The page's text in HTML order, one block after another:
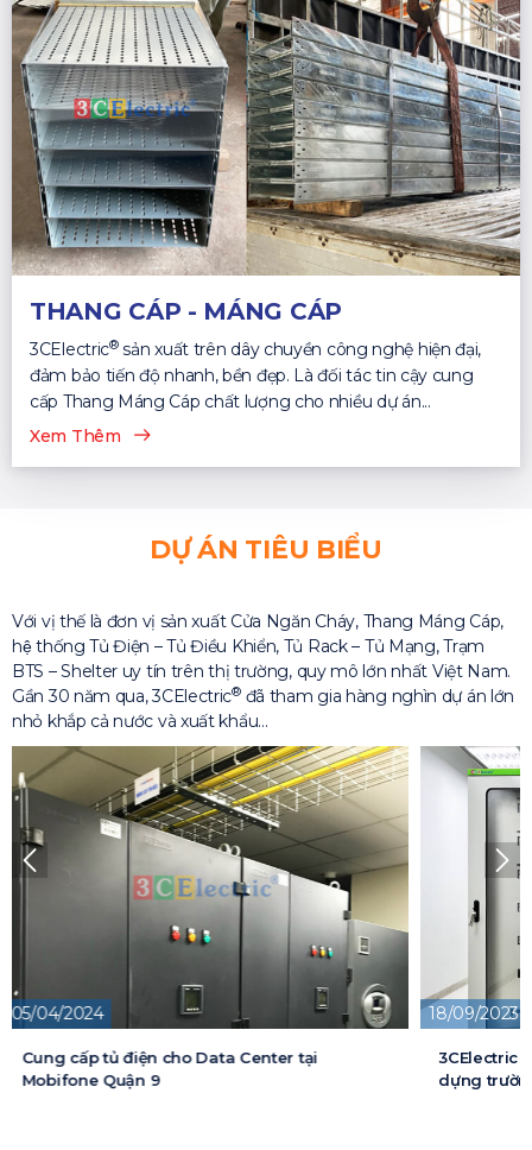
THANG CÁP - MÁNG CÁP
3CElectric®sản xuất trên dây chuyền công nghệ hiện đại,
đảm bảo tiến độ nhanh, bền đẹp. Là đối tác tin cậy cung
cấp Thang Máng Cáp chất lượng cho nhiều dự án...
Xem Thêm
DỰ ÁN TIÊU BIỂU
Với vị thế là đơn vị sản xuất Cửa Ngăn Cháy, Thang Máng Cáp,
hệ thống Tủ Điện – Tủ Điều Khiển, Tủ Rack – Tủ Mạng, Trạm
BTS – Shelter uy tín trên thị trường, quy mô lớn nhất Việt Nam.
Gần 30 năm qua, 3CElectric®đã tham gia hàng nghìn dự án lớn
nhỏ khắp cả nước và xuất khẩu…
18/09/2023
3CElectric cung cấp tủ điện cho Dự án xây
dựng trường đại học FPT
13/05/2026
Cung cấp
cấp